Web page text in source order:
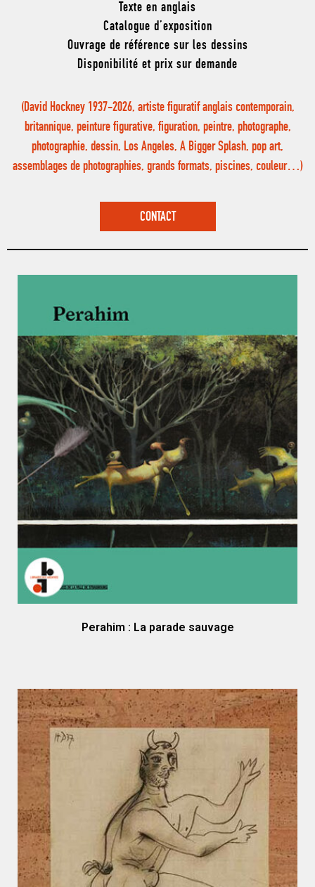
Texte en anglais
Catalogue d’exposition
Ouvrage de référence sur les dessins
Disponibilité et prix sur demande
(David Hockney 1937-2026, artiste figuratif anglais contemporain,
britannique, peinture figurative, figuration, peintre, photographe,
photographie, dessin, Los Angeles, A Bigger Splash, pop art,
assemblages de photographies, grands formats, piscines, couleur…)
CONTACT
Perahim : La parade sauvage